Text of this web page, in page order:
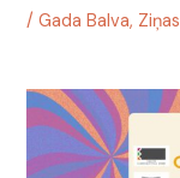
/Gada Balva, Ziņas